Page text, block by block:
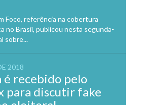
Foco, referência na cobertura
no Brasil, publicou nesta segunda-
sobre...
2018
é recebido pelo
para discutir fake